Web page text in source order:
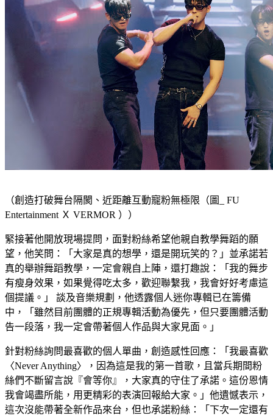
（創造打破舞台隔閡、近距離互動寵粉無極限（圖_ FU
Entertainment Ｘ VERMOR ））
緊接著他開放現場提問，面對粉絲希望他親自教學舞蹈的願
望，他笑問：「大家是真的想學，還是開玩笑的？」並承諾若
真的舉辦舞蹈教學，一定會親自上陣，還打趣說：「我的舞步
有瘦身效果，如果覺得吃太多，歡迎聯繫我，我會好好考慮這
個提議。」 談及音樂規劃，他透露個人迷你專輯已在籌備
中，「雖然目前團體的正規專輯活動為優先，但只要團體活動
告一段落，我一定會帶著個人作品與大家見面。」
針對粉絲詢問最喜歡的個人單曲，創造感性回應：「我最喜歡
〈Never Anything〉，因為這是我的第一首歌，且當兵期間粉
絲們不斷留言說『會等你』，大家真的守住了承諾。這份恩情
我會竭盡所能，用更精彩的表演回報給大家。」他遺憾表示，
這次沒能帶著全新作品來台，但也承諾粉絲：「下次一定還有